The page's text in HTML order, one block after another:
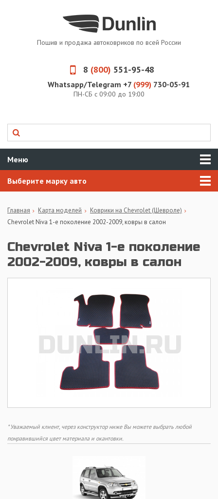
Пошив и продажа автоковриков по всей России
8 (800) 551-95-48
Whatsapp/Telegram +7 (999) 730-05-91
ПН-СБ с 09:00 до 19:00
Меню
Выберите марку авто
Главная Карта моделей
Коврики на Chevrolet (Шевроле)
Chevrolet Niva 1-е поколение 2002-2009, ковры в салон
Chevrolet Niva 1-е поколение
2002-2009, ковры в салон
* Уважаемый клиент, через конструктор ниже Вы можете выбрать любой
понравившийся цвет материала и окантовки.